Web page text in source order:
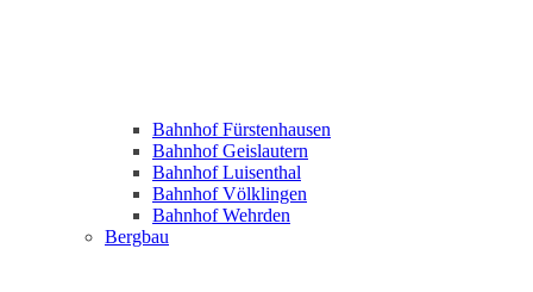
Bahnhof Fürstenhausen
Bahnhof Geislautern
Bahnhof Luisenthal
Bahnhof Völklingen
Bahnhof Wehrden
Bergbau